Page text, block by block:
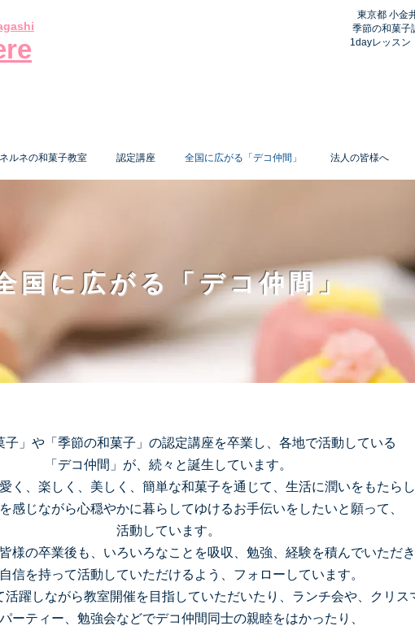
東京都 小金
季節の和菓子
1dayレッスン
ルネの和菓子教室 認定講座 全国に広がる「デコ仲間」 法人の皆様へ
国に広がる「デコ仲間」
子」や「季節の和菓子」の認定講座を卒業し、各地で活動している
「デコ仲間」が、続々と誕生しています。
く、楽しく、美しく、簡単な和菓子を通じて、生活に潤いをもたらし
感じながら心穏やかに暮らしてゆけるお手伝いをしたいと願って、
活動しています。
様の卒業後も、いろいろなことを吸収、勉強、経験を積んでいただき
信を持って活動していただけるよう、フォローしています。
活躍しながら教室開催を目指していただいたり、ランチ会や、クリス
ーティー、勉強会などでデコ仲間同士の親睦をはかったり、